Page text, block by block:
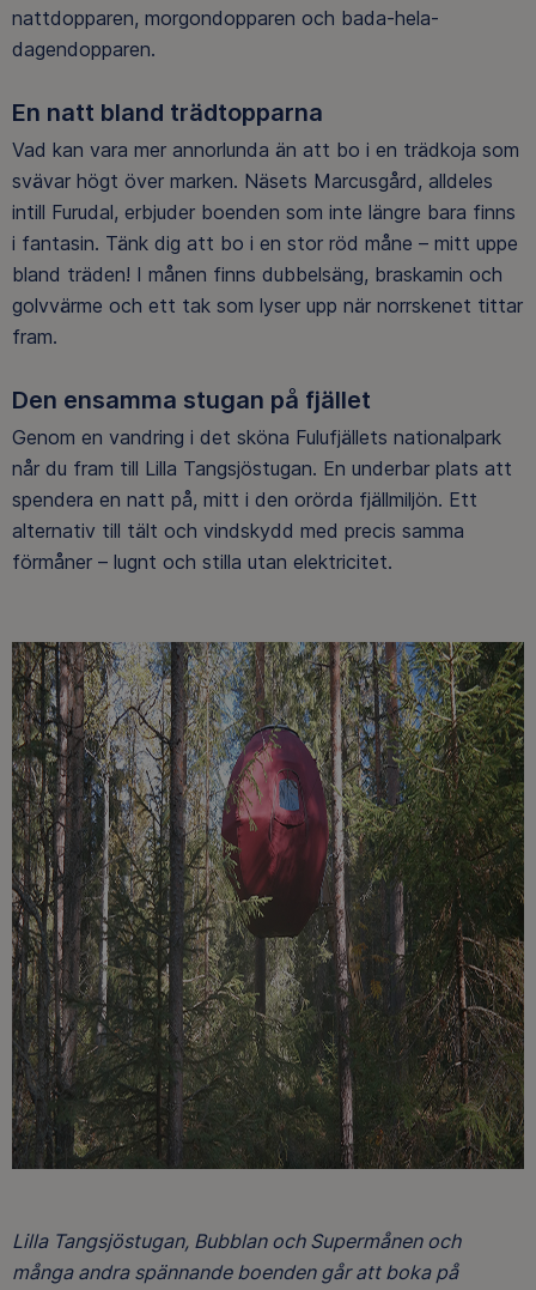
nattdopparen, morgondopparen och bada-hela-
dagendopparen.
En natt bland trädtopparna
Vad kan vara mer annorlunda än att bo i en trädkoja som
svävar högt över marken. Näsets Marcusgård, alldeles
intill Furudal, erbjuder boenden som inte längre bara finns
i fantasin. Tänk dig att bo i en stor röd måne – mitt uppe
bland träden! I månen finns dubbelsäng, braskamin och
golvvärme och ett tak som lyser upp när norrskenet tittar
fram.
Den ensamma stugan på fjället
Genom en vandring i det sköna Fulufjällets nationalpark
når du fram till Lilla Tangsjöstugan. En underbar plats att
spendera en natt på, mitt i den orörda fjällmiljön. Ett
alternativ till tält och vindskydd med precis samma
förmåner – lugnt och stilla utan elektricitet.
Lilla Tangsjöstugan, Bubblan och Supermånen och
många andra spännande boenden går att boka på